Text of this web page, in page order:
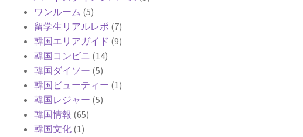
ワンルーム (5)
留学生リアルレポ (7)
韓国エリアガイド (9)
韓国コンビニ (14)
韓国ダイソー (5)
韓国ビューティー (1)
韓国レジャー (5)
韓国情報 (65)
韓国文化 (1)